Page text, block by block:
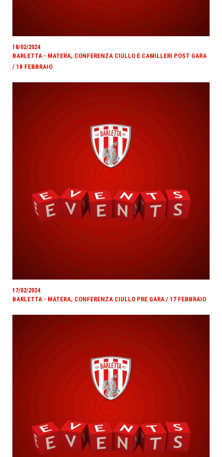
18/02/2024
BARLETTA - MATERA, CONFERENZA CIULLO E CAMILLERI POST GARA
/ 18 FEBBRAIO
17/02/2024
BARLETTA - MATERA, CONFERENZA CIULLO PRE GARA / 17 FEBBRAIO